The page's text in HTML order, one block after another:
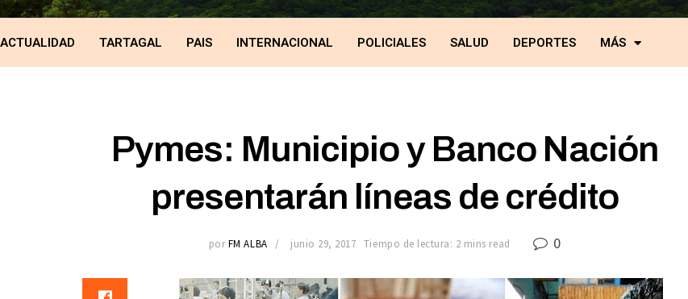
ACTUALIDAD TARTAGAL PAIS INTERNACIONAL POLICIALES SALUD DEPORTES MÁS
Pymes: Municipio y Banco Nación
presentarán líneas de crédito
por FM ALBA junio 29, 2017 Tiempo de lectura: 2 mins read 0